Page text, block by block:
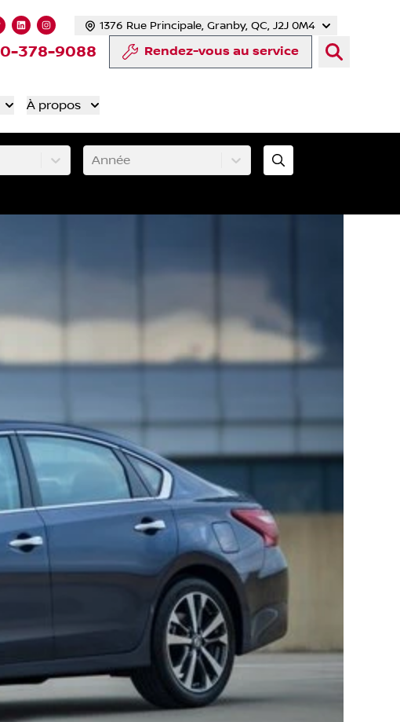
Rendez-vous au service
378-9088
page facebook
notre compte Twitter
notre chaîne YouTube
vers notre compte Tiktok
Lien vers notre compte LinkedIn
Lien vers notre compte Instagram
1376 Rue Principale, Granby, QC, J2J 0M4
À propos
Année